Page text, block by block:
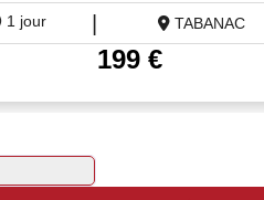
1 jour TABANAC
199€